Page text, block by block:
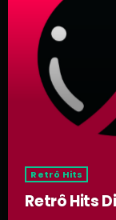
Retrô Hits
Retrô Hits